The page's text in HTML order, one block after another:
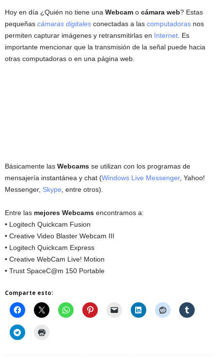
Hoy en día ¿Quién no tiene una Webcam o cámara web? Estas
pequeñas cámaras digitales conectadas a las computadoras nos
permiten capturar imágenes y retransmitirlas en Internet . Es
importante mencionar que la transmisión de la señal puede hacia
otras computadoras o en una página web.
Básicamente las Webcams se utilizan con los programas de
mensajería instantánea y chat (Windows Live Messenger, Yahoo!
Messenger, Skype , entre otros).
Entre las mejores Webcams encontramos a:
• Logitech Quickcam Fusion
• Creative Video Blaster Webcam III
• Logitech Quickcam Express
• Creative WebCam Live! Motion
• Trust SpaceC@m 150 Portable
Comparte esto: